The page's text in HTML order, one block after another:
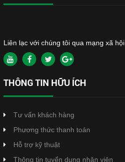
Liên lạc với chúng tôi qua mạng xã hội
THÔNG TIN HỮU ÍCH
Tư vấn khách hàng
Phương thức thanh toán
Hỗ trợ kỹ thuật
Thông tin tuyển dụng nhân viên